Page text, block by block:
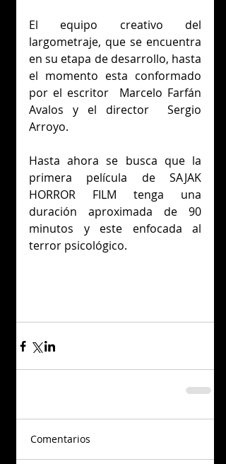
El equipo creativo del
largometraje, que se encuentra
en su etapa de desarrollo, hasta
el momento esta conformado
por el escritor  Marcelo Farfán
Avalos y el director  Sergio
Arroyo.
Hasta ahora se busca que la
primera película de SAJAK
HORROR FILM tenga una
duración aproximada de 90
minutos y este enfocada al
terror psicológico.
Comentarios